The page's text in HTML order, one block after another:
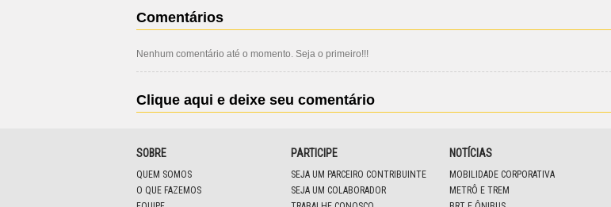
Comentários
Nenhum comentário até o momento. Seja o primeiro!!!
Clique aqui e deixe seu comentário
SOBRE
QUEM SOMOS
O QUE FAZEMOS
PARTICIPE
SEJA UM PARCEIRO CONTRIBUINTE
SEJA UM COLABORADOR
NOTÍCIAS
MOBILIDADE CORPORATIVA
METRÔ E TREM